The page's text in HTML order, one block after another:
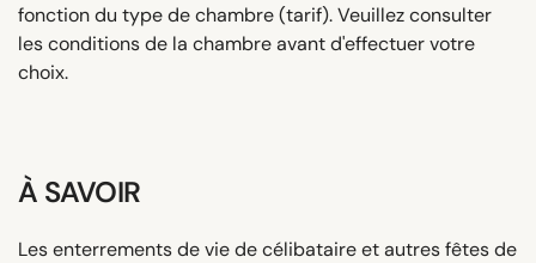
fonction du type de chambre (tarif). Veuillez consulter
les conditions de la chambre avant d'effectuer votre
choix.
À SAVOIR
Les enterrements de vie de célibataire et autres fêtes de